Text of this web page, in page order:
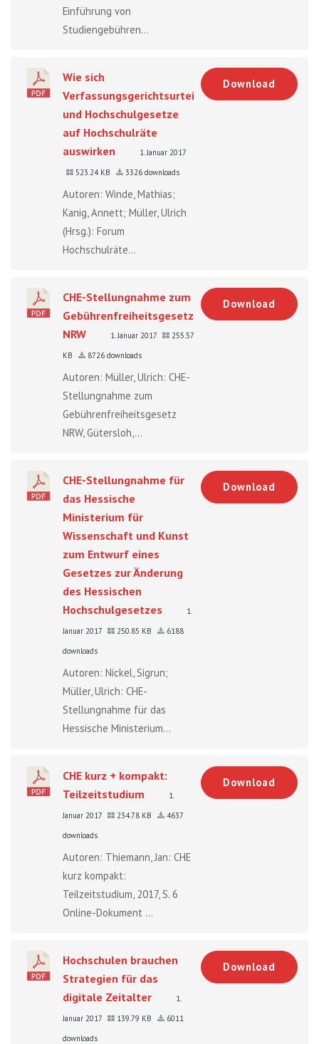
Einführung von
Studiengebühren...
Wie sich
Verfassungsgerichtsurteile
und Hochschulgesetze
auf Hochschulräte
auswirken
1. Januar 2017
523.24 KB
3326 downloads
Autoren: Winde, Mathias;
Kanig, Annett; Müller, Ulrich
(Hrsg.): Forum
Hochschulräte...
Download
CHE-Stellungnahme zum
Gebührenfreiheitsgesetz
NRW
1. Januar 2017
255.57
KB
8726 downloads
Autoren: Müller, Ulrich: CHE-
Stellungnahme zum
Gebührenfreiheitsgesetz
NRW, Gütersloh,...
Download
CHE-Stellungnahme für
das Hessische
Ministerium für
Wissenschaft und Kunst
zum Entwurf eines
Gesetzes zur Änderung
des Hessischen
Hochschulgesetzes
1.
Januar 2017
250.85 KB
6188
downloads
Autoren: Nickel, Sigrun;
Müller, Ulrich: CHE-
Stellungnahme für das
Hessische Ministerium...
Download
CHE kurz + kompakt:
Teilzeitstudium
1.
Januar 2017
234.78 KB
4637
downloads
Autoren: Thiemann, Jan: CHE
kurz kompakt:
Teilzeitstudium, 2017, S. 6
Online-Dokument ...
Download
Hochschulen brauchen
Strategien für das
digitale Zeitalter
1.
Januar 2017
139.79 KB
6011
downloads
Download